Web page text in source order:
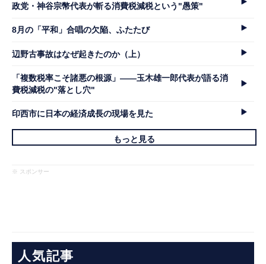
政党・神谷宗幣代表が斬る消費税減税という"愚策"
8月の「平和」合唱の欠陥、ふたたび
辺野古事故はなぜ起きたのか（上）
「複数税率こそ諸悪の根源」――玉木雄一郎代表が語る消
費税減税の"落とし穴"
印西市に日本の経済成長の現場を見た
もっと見る
※ スポンサー
人気記事